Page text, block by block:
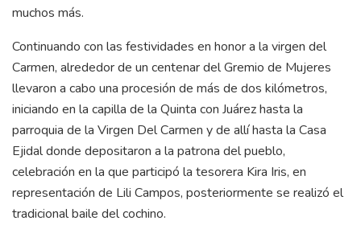
muchos más.
Continuando con las festividades en honor a la virgen del
Carmen, alrededor de un centenar del Gremio de Mujeres
llevaron a cabo una procesión de más de dos kilómetros,
iniciando en la capilla de la Quinta con Juárez hasta la
parroquia de la Virgen Del Carmen y de allí hasta la Casa
Ejidal donde depositaron a la patrona del pueblo,
celebración en la que participó la tesorera Kira Iris, en
representación de Lili Campos, posteriormente se realizó el
tradicional baile del cochino.